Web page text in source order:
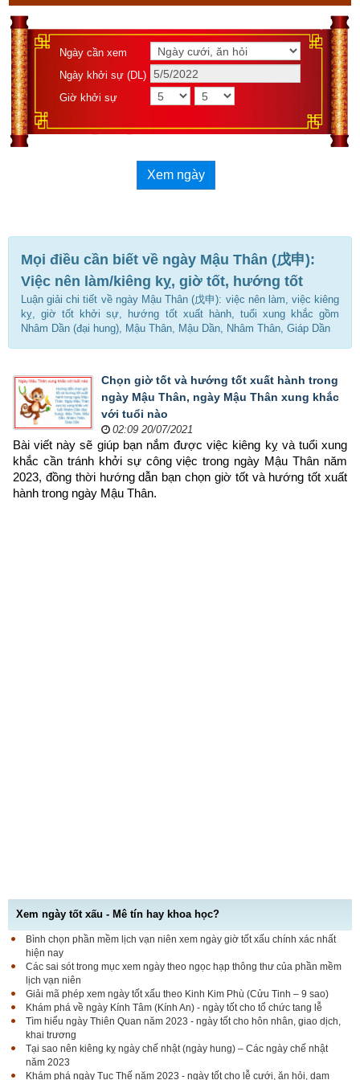
Ngày cần xem
Ngày khởi sự (DL)
Giờ khởi sự
Xem ngày
Mọi điều cần biết về ngày Mậu Thân (戊申):
Việc nên làm/kiêng kỵ, giờ tốt, hướng tốt
Luận giải chi tiết về ngày Mậu Thân (戊申): việc nên làm, việc kiêng
kỵ, giờ tốt khởi sự, hướng tốt xuất hành, tuổi xung khắc gồm
Nhâm Dần (đại hung), Mậu Thân, Mậu Dần, Nhâm Thân, Giáp Dần
Chọn giờ tốt và hướng tốt xuất hành trong
ngày Mậu Thân, ngày Mậu Thân xung khắc
với tuổi nào
02:09 20/07/2021
Bài viết này sẽ giúp bạn nắm được việc kiêng kỵ và tuổi xung
khắc cần tránh khởi sự công việc trong ngày Mậu Thân năm
2023, đồng thời hướng dẫn bạn chọn giờ tốt và hướng tốt xuất
hành trong ngày Mậu Thân.
Xem ngày tốt xấu - Mê tín hay khoa học?
Bình chọn phần mềm lịch vạn niên xem ngày giờ tốt xấu chính xác nhất
hiện nay
Các sai sót trong mục xem ngày theo ngọc hạp thông thư của phần mềm
lịch vạn niên
Giải mã phép xem ngày tốt xấu theo Kinh Kim Phù (Cửu Tinh – 9 sao)
Khám phá về ngày Kính Tâm (Kính An) - ngày tốt cho tổ chức tang lễ
Tìm hiểu ngày Thiên Quan năm 2023 - ngày tốt cho hôn nhân, giao dịch,
khai trương
Tại sao nên kiêng kỵ ngày chế nhật (ngày hung) – Các ngày chế nhật
năm 2023
Khám phá ngày Tục Thế năm 2023 - ngày tốt cho lễ cưới, ăn hỏi, dạm